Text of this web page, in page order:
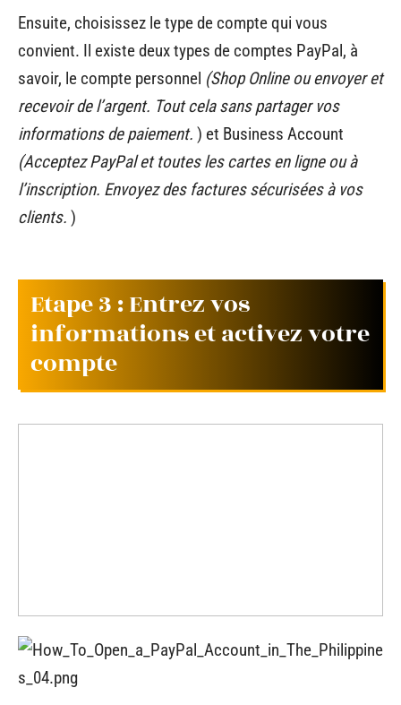
Ensuite, choisissez le type de compte qui vous
convient. Il existe deux types de comptes PayPal, à
savoir, le compte personnel (Shop Online ou envoyer et
recevoir de l’argent. Tout cela sans partager vos
informations de paiement. ) et Business Account
(Acceptez PayPal et toutes les cartes en ligne ou à
l’inscription. Envoyez des factures sécurisées à vos
clients. )
Etape 3 : Entrez vos
informations et activez votre
compte